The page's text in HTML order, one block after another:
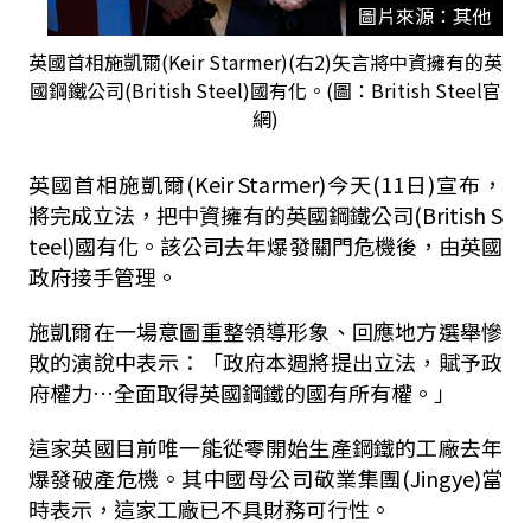
圖片來源：其他
英國首相施凱爾(Keir Starmer)(右2)矢言將中資擁有的英
國鋼鐵公司(British Steel)國有化。(圖：British Steel官
網)
英國首相施凱爾(Keir Starmer)今天(11日)宣布，
將完成立法，把中資擁有的英國鋼鐵公司(British S
teel)國有化。該公司去年爆發關門危機後，由英國
政府接手管理。
施凱爾在一場意圖重整領導形象、回應地方選舉慘
敗的演說中表示：「政府本週將提出立法，賦予政
府權力…全面取得英國鋼鐵的國有所有權。」
這家英國目前唯一能從零開始生產鋼鐵的工廠去年
爆發破產危機。其中國母公司敬業集團(Jingye)當
時表示，這家工廠已不具財務可行性。